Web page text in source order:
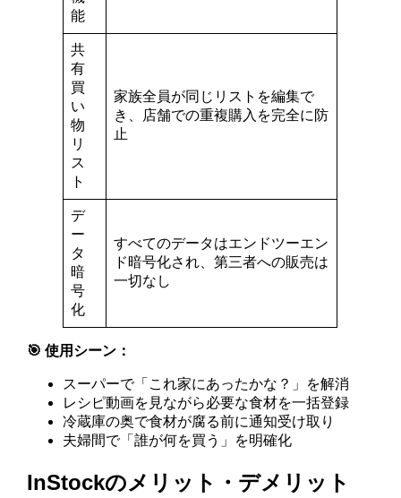
能
共
有
買
い
物
リ
ス
ト
家族全員が同じリストを編集で
き、店舗での重複購入を完全に防
止
デ
ー
タ
暗
号
化
すべてのデータはエンドツーエン
ド暗号化され、第三者への販売は
一切なし
🎯 使用シーン：
スーパーで「これ家にあったかな？」を解消
レシピ動画を見ながら必要な食材を一括登録
冷蔵庫の奥で食材が腐る前に通知受け取り
夫婦間で「誰が何を買う」を明確化
InStockのメリット・デメリット